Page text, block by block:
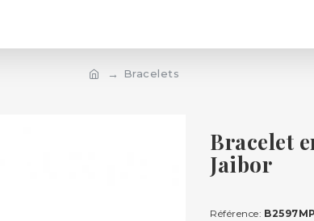
Bracelets
Bracelet
Jaibor
Référence: